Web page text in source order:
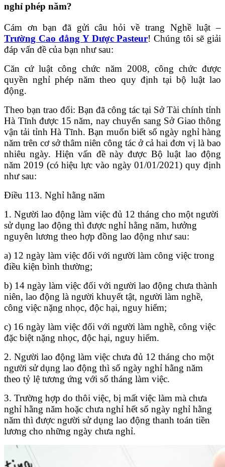
nghỉ phép năm?
Cám ơn bạn đã gửi câu hỏi về trang Nghề luật –
Trường Cao đẳng Y Dược Pasteur! Chúng tôi sẽ giải
đáp vấn đề của bạn như sau:
Căn cứ luật công chức năm 2008, công chức được
quyền nghỉ phép năm theo quy định tại bộ luật lao
động.
Theo bạn trao đổi: Bạn đã công tác tại Sở Tài chính tỉnh
Hà Tĩnh được 15 năm, nay chuyển sang Sở Giao thông
vận tải tỉnh Hà Tĩnh. Bạn muốn biết số ngày nghỉ hàng
năm trên cơ sở thâm niên công tác ở cả hai đơn vị là bao
nhiêu ngày. Hiện vấn đề này được Bộ luật lao động
năm 2019 (có hiệu lực vào ngày 01/01/2021) quy định
như sau:
Điều 113. Nghỉ hằng năm
1. Người lao động làm việc đủ 12 tháng cho một người
sử dụng lao động thì được nghỉ hằng năm, hưởng
nguyên lương theo hợp đồng lao động như sau:
a) 12 ngày làm việc đối với người làm công việc trong
điều kiện bình thường;
b) 14 ngày làm việc đối với người lao động chưa thành
niên, lao động là người khuyết tật, người làm nghề,
công việc nặng nhọc, độc hại, nguy hiểm;
c) 16 ngày làm việc đối với người làm nghề, công việc
đặc biệt nặng nhọc, độc hại, nguy hiểm.
2. Người lao động làm việc chưa đủ 12 tháng cho một
người sử dụng lao động thì số ngày nghỉ hằng năm
theo tỷ lệ tương ứng với số tháng làm việc.
3. Trường hợp do thôi việc, bị mất việc làm mà chưa
nghỉ hằng năm hoặc chưa nghỉ hết số ngày nghỉ hằng
năm thì được người sử dụng lao động thanh toán tiền
lương cho những ngày chưa nghỉ.